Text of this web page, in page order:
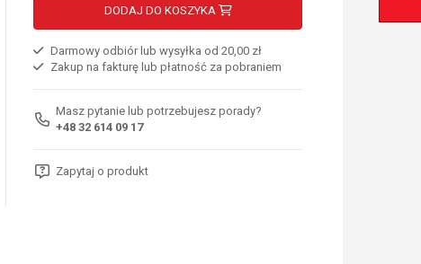
DODAJ DO KOSZYKA
Darmowy odbiór lub wysyłka od 20,00 zł
Zakup na fakturę lub płatność za pobraniem
Masz pytanie lub potrzebujesz porady?
+48 32 614 09 17
Zapytaj o produkt